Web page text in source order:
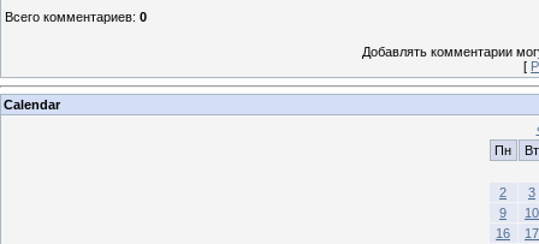
Всего комментариев: 0
Добавлять комментарии
[
Calendar
Пн
Вт
2
3
9
10
16
17